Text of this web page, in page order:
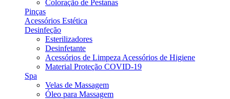
Coloração de Pestanas
Pinças
Acessórios Estética
Desinfeção
Esterilizadores
Desinfetante
Acessórios de Limpeza Acessórios de Higiene
Material Proteção COVID-19
Spa
Velas de Massagem
Óleo para Massagem